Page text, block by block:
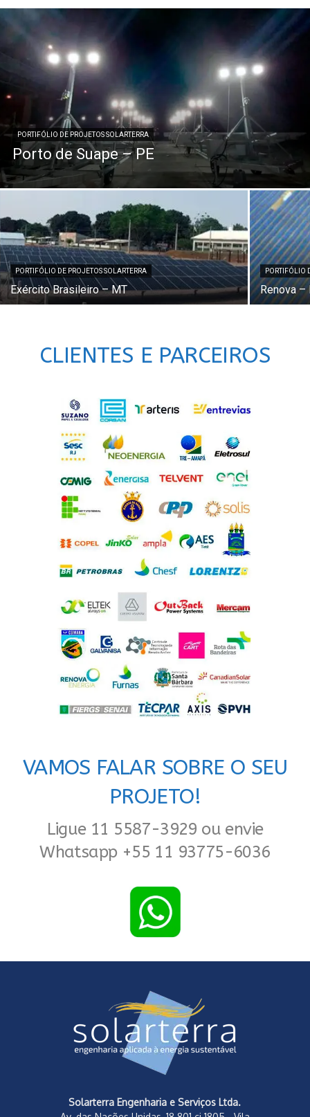
PORTIFÓLIO DE PROJETOS SOLARTERRA
Porto de Suape – PE
PORTIFÓLIO DE PROJETOS SOLARTERRA
Exército Brasileiro – MT
PORTIFÓLIO
Renova –
CLIENTES E PARCEIROS
VAMOS FALAR SOBRE O SEU
PROJETO!
Ligue 11 5587-3929 ou envie
Whatsapp +55 11 93775-6036
Solarterra Engenharia e Serviços Ltda.